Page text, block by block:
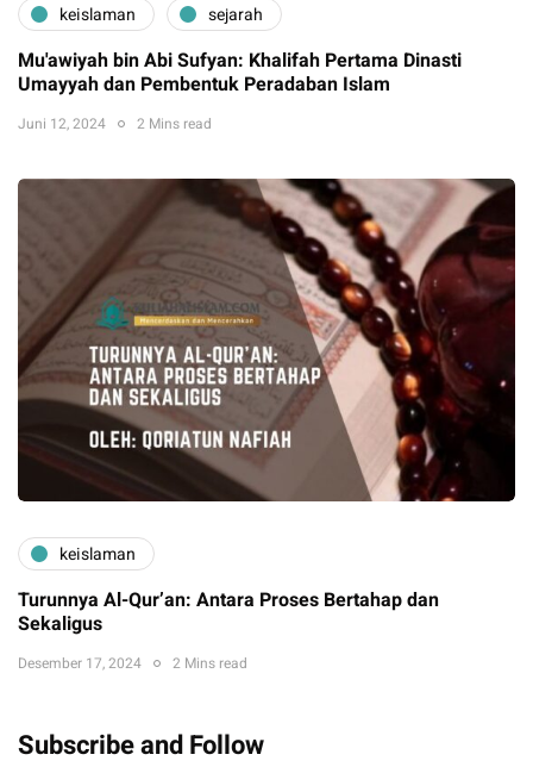
keislaman sejarah
Mu'awiyah bin Abi Sufyan: Khalifah Pertama Dinasti
Umayyah dan Pembentuk Peradaban Islam
Juni 12, 2024 2 Mins read
keislaman
Turunnya Al-Qur’an: Antara Proses Bertahap dan
Sekaligus
Desember 17, 2024 2 Mins read
Subscribe and Follow